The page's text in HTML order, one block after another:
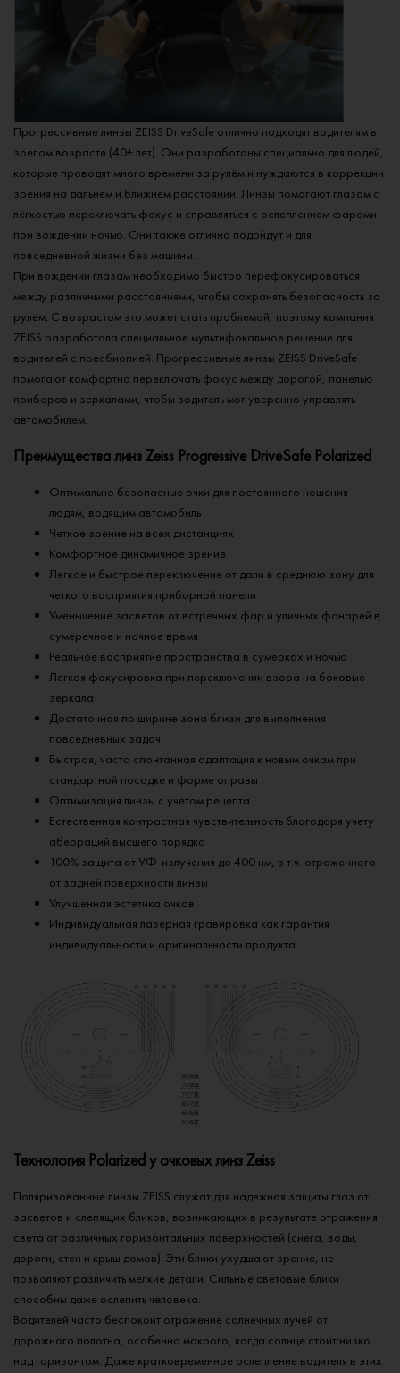
Прогрессивные линзы ZEISS DriveSafe отлично подходят водителям в
зрелом возрасте (40+ лет). Они разработаны специально для людей,
которые проводят много времени за рулём и нуждаются в коррекции
зрения на дальнем и ближнем расстоянии. Линзы помогают глазам с
лёгкостью переключать фокус и справляться с ослеплением фарами
при вождении ночью. Они также отлично подойдут и для
повседневной жизни без машины.
При вождении глазам необходимо быстро перефокусироваться
между различными расстояниями, чтобы сохранять безопасность за
рулём. С возрастом это может стать проблемой, поэтому компания
ZEISS разработала специальное мультифокальное решение для
водителей с пресбиопией. Прогрессивные линзы ZEISS DriveSafe
помогают комфортно переключать фокус между дорогой, панелью
приборов и зеркалами, чтобы водитель мог уверенно управлять
автомобилем.
Преимущества линз Zeiss Progressive DriveSafe Polarized
Оптимально безопасные очки для постоянного ношения
людям, водящим автомобиль
Четкое зрение на всех дистанциях
Комфортное динамичное зрение
Легкое и быстрое переключение от дали в среднюю зону для
четкого восприятия приборной панели
Уменьшение засветов от встречных фар и уличных фонарей в
сумеречное и ночное время
Реальное восприятие пространства в сумерках и ночью
Легкая фокусировка при переключении взора на боковые
зеркала
Достаточная по ширине зона близи для выполнения
повседневных задач
Быстрая, часто спонтанная адаптация к новым очкам при
стандартной посадке и форме оправы
Оптимизация линзы с учетом рецепта
Естественная контрастная чувствительность благодаря учету
аберраций высшего порядка
100% защита от УФ-излучения до 400 нм, в т.ч. отраженного
от задней поверхности линзы
Улучшенная эстетика очков
Индивидуальная лазерная гравировка как гарантия
индивидуальности и оригинальности продукта
Технология Polarized у очковых линз Zeiss
Поляризованные линзы ZEISS служат для надежная защиты глаз от
засветов и слепящих бликов, возникающих в результате отражения
света от различных горизонтальных поверхностей (снега, воды,
дороги, стен и крыш домов). Эти блики ухудшают зрение, не
позволяют различить мелкие детали. Сильные световые блики
способны даже ослепить человека.
Водителей часто беспокоит отражение солнечных лучей от
дорожного полотна, особенно мокрого, когда солнце стоит низко
над горизонтом. Даже кратковременное ослепление водителя в этих